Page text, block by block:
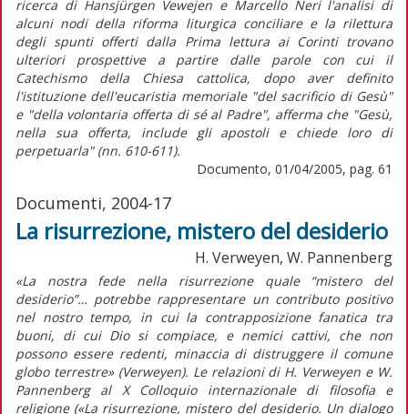
ricerca di Hansjürgen Vewejen e Marcello Neri l'analisi di
alcuni nodi della riforma liturgica conciliare e la rilettura
degli spunti offerti dalla Prima lettura ai Corinti trovano
ulteriori prospettive a partire dalle parole con cui il
Catechismo della Chiesa cattolica, dopo aver definito
l'istituzione dell'eucaristia memoriale "del sacrificio di Gesù"
e "della volontaria offerta di sé al Padre", afferma che "Gesù,
nella sua offerta, include gli apostoli e chiede loro di
perpetuarla" (nn. 610-611).
Documento, 01/04/2005, pag. 61
Documenti, 2004-17
La risurrezione, mistero del desiderio
H. Verweyen, W. Pannenberg
«La nostra fede nella risurrezione quale “mistero del
desiderio”… potrebbe rappresentare un contributo positivo
nel nostro tempo, in cui la contrapposizione fanatica tra
buoni, di cui Dio si compiace, e nemici cattivi, che non
possono essere redenti, minaccia di distruggere il comune
globo terrestre» (Verweyen). Le relazioni di H. Verweyen e W.
Pannenberg al X Colloquio internazionale di filosofia e
religione («La risurrezione, mistero del desiderio. Un dialogo